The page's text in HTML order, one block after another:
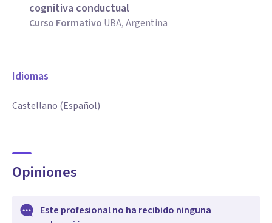
cognitiva conductual
Curso Formativo UBA, Argentina
Idiomas
Castellano (Español)
Opiniones
Este profesional no ha recibido ninguna